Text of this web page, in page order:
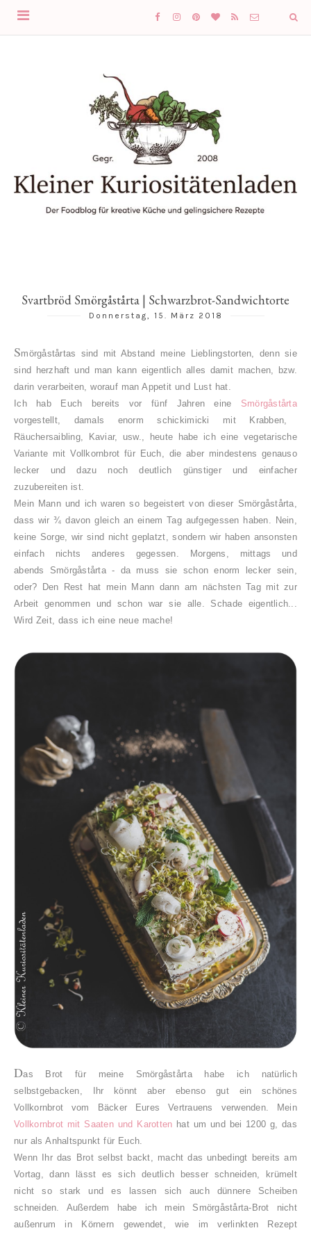
Svartbröd Smörgåstårta | Schwarzbrot-Sandwichtorte
Donnerstag, 15. März 2018
Smörgåstårtas sind mit Abstand meine Lieblingstorten, denn sie
sind herzhaft und man kann eigentlich alles damit machen, bzw.
darin verarbeiten, worauf man Appetit und Lust hat.
Ich hab Euch bereits vor fünf Jahren eine Smörgåstårta
vorgestellt, damals enorm schickimicki mit Krabben,
Räuchersaibling, Kaviar, usw., heute habe ich eine vegetarische
Variante mit Vollkornbrot für Euch, die aber mindestens genauso
lecker und dazu noch deutlich günstiger und einfacher
zuzubereiten ist.
Mein Mann und ich waren so begeistert von dieser Smörgåstårta,
dass wir ¾ davon gleich an einem Tag aufgegessen haben. Nein,
keine Sorge, wir sind nicht geplatzt, sondern wir haben ansonsten
einfach nichts anderes gegessen. Morgens, mittags und
abends Smörgåstårta - da muss sie schon enorm lecker sein,
oder? Den Rest hat mein Mann dann am nächsten Tag mit zur
Arbeit genommen und schon war sie alle. Schade eigentlich...
Wird Zeit, dass ich eine neue mache!
Das Brot für meine Smörgåstårta habe ich natürlich
selbstgebacken, Ihr könnt aber ebenso gut ein schönes
Vollkornbrot vom Bäcker Eures Vertrauens verwenden. Mein
Vollkornbrot mit Saaten und Karotten hat um und bei 1200 g, das
nur als Anhaltspunkt für Euch.
Wenn Ihr das Brot selbst backt, macht das unbedingt bereits am
Vortag, dann lässt es sich deutlich besser schneiden, krümelt
nicht so stark und es lassen sich auch dünnere Scheiben
schneiden. Außerdem habe ich mein Smörgåstårta- Brot nicht
außenrum in Körnern gewendet, wie im verlinkten Rezept